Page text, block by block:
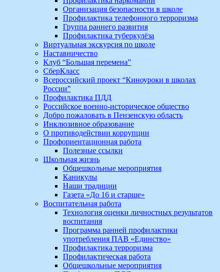
Организация безопасности в школе
Профилактика телефонного терроризма
Группа раннего развития
Профилактика туберкулёза
Виртуальная экскурсия по школе
Наставничество
Клуб “Большая перемена”
СберКласс
Всероссийский проект “Киноуроки в школах
России”
Профилактика ПДД
Российское военно-историческое общество
Добро пожаловать в Пензенскую область
Инклюзивное образование
О противодействии коррупции
Профориентационная работа
Полезные ссылки
Школьная жизнь
Общешкольные мероприятия
Каникулы
Наши традиции
Газета «До 16 и старше»
Воспитательная работа
Технология оценки личностных результатов
воспитания
Программа ранней профилактики
употребления ПАВ «Единство»
Профилактика терроризма
Профилактическая работа
Общешкольные мероприятия